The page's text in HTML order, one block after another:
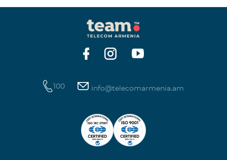
100 ГБ.
100 info@telecomarmenia.am